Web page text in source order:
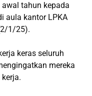
tahun kepada
aula kantor LPKA
1/25).
keras seluruh
mereka